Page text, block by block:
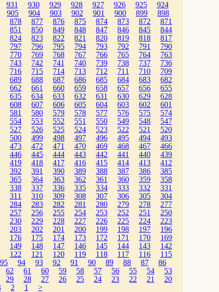
931 930 929 928 927 926 925
924
905
904 903 902 901 900 899
898
878
877 876 875 874 873 872
871
851
850 849 848 847 846 845
844
824
823 822 821 820 819 818
817
797
796 795 794 793 792 791
790
770
769 768 767 766 765 764
763
743
742 741 740 739 738 737
736
716
715 714 713 712 711 710
709
689
688 687 686 685 684 683
682
662
661 660 659 658 657 656
655
635
634 633 632 631 630 629
628
608
607 606 605 604 603 602
601
581
580 579 578 577 576 575
574
554
553 552 551 550 549 548
547
527
526 525 524 523 522 521
520
500
499 498 497 496 495 494
493
473
472 471 470 469 468 467
466
446
445 444 443 442 441 440
439
419
418 417 416 415 414 413
412
392
391 390 389 388 387 386
385
365
364 363 362 361 360 359
358
338
337 336 335 334 333 332
331
311
310 309 308 307 306 305
304
284
283 282 281 280 279 278
277
257
256 255 254 253 252 251
250
230
229 228 227 226 225 224
223
203
202 201 200 199 198 197
196
176
175 174 173 172 171 170
169
149
148 147 146 145 144 143
142
122
121 120 119 118 117 116
115
95
94 93 92 91 90 89 88 87
86
62
61 60 59 58 57 56 55 54
53
29
28 27 26 25 24 23 22 21
20
2 1 >